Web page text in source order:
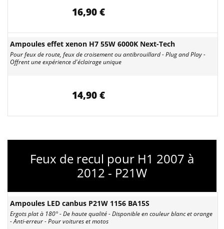
16,90 €
Ampoules effet xenon H7 55W 6000K Next-Tech
Pour feux de route, feux de croisement ou antibrouillard - Plug and Play -
Offrent une expérience d'éclairage unique
14,90 €
Feux de recul pour H1 2007 à
2012 - P21W
Ampoules LED canbus P21W 1156 BA15S
Ergots plat à 180° - De haute qualité - Disponible en couleur blanc et orange
- Anti-erreur - Pour voitures et motos